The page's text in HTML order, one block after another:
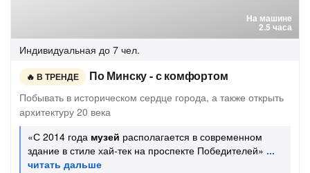
На машине
2.5 часа
Индивидуальная до 7 чел.
В ТРЕНДЕ По Минску - с комфортом
Побывать в историческом сердце города, а также открыть
архитектуру 20 века
«С 2014 года музей располагается в современном
здание в стиле хай-тек на проспекте Победителей»